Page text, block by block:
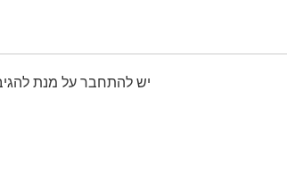
יש להתחבר על מנת